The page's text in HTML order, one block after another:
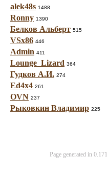
alek48s 1488
Ronny 1390
Белков Альберт 515
VSx86 446
Admin 411
Lounge_Lizard 364
Гудков А.И. 274
Ed4x4 261
OVN 237
Рыковкин Владимир 225
Page generated in